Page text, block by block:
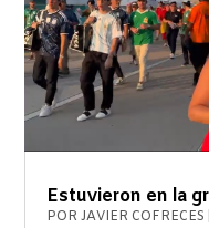
Estuvieron en la
PORJAVIER COFRECES